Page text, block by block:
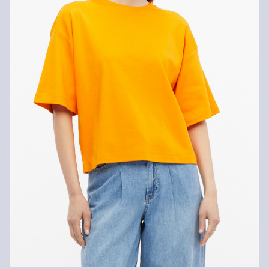
Prasować w niskiej temperaturze
Nie czyścić chemicznie